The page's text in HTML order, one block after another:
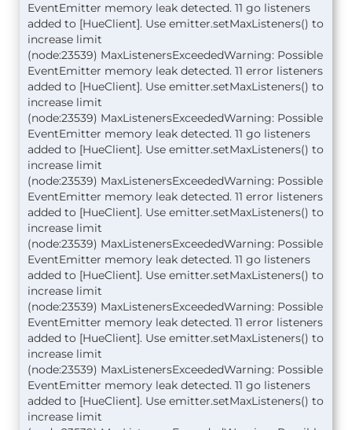
EventEmitter memory leak detected. 11 go listeners
added to [HueClient]. Use emitter.setMaxListeners() to
increase limit
(node:23539) MaxListenersExceededWarning: Possible
EventEmitter memory leak detected. 11 error listeners
added to [HueClient]. Use emitter.setMaxListeners() to
increase limit
(node:23539) MaxListenersExceededWarning: Possible
EventEmitter memory leak detected. 11 go listeners
added to [HueClient]. Use emitter.setMaxListeners() to
increase limit
(node:23539) MaxListenersExceededWarning: Possible
EventEmitter memory leak detected. 11 error listeners
added to [HueClient]. Use emitter.setMaxListeners() to
increase limit
(node:23539) MaxListenersExceededWarning: Possible
EventEmitter memory leak detected. 11 go listeners
added to [HueClient]. Use emitter.setMaxListeners() to
increase limit
(node:23539) MaxListenersExceededWarning: Possible
EventEmitter memory leak detected. 11 error listeners
added to [HueClient]. Use emitter.setMaxListeners() to
increase limit
(node:23539) MaxListenersExceededWarning: Possible
EventEmitter memory leak detected. 11 go listeners
added to [HueClient]. Use emitter.setMaxListeners() to
increase limit